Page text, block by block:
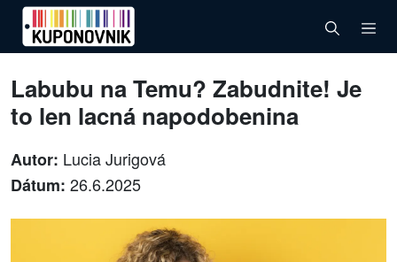
Labubu na Temu? Zabudnite! Je
to len lacná napodobenina
Autor: Lucia Jurigová
Dátum: 26.6.2025